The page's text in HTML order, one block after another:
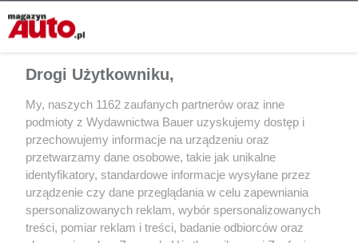
AKTUALNOŚCI
Chińczycy pomogą w zbudowaniu
Izery. Auto powstanie na platformie
Geely
AKTUALNOŚCI
Toyota rozszerza
komponentów w
Drogi Użytkowniku,
My, naszych 1162 zaufanych partnerów oraz inne
podmioty z Wydawnictwa Bauer uzyskujemy dostęp i
przechowujemy informacje na urządzeniu oraz
przetwarzamy dane osobowe, takie jak unikalne
identyfikatory, standardowe informacje wysyłane przez
urządzenie czy dane przeglądania w celu zapewniania
spersonalizowanych reklam, wybór spersonalizowanych
treści, pomiar reklam i treści, badanie odbiorców oraz